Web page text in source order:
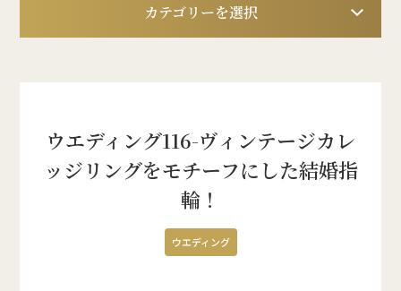
カテゴリーを選択
ウエディング116-ヴィンテージカレ
ッジリングをモチーフにした結婚指
輪！
ウエディング